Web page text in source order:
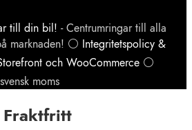
till din bil! - Centrumringar till alla
marknaden! ⚪ Integritetspolicy &
och WooCommerce ⚪
moms
Fraktfritt